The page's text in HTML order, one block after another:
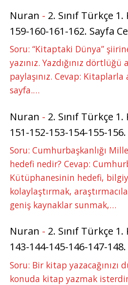
Nuran - 2. Sınıf Türkçe
159-160-161-162. Sayfa
Soru: “Kitaptaki Dünya”
yazınız. Yazdığınız dörtlüğü
paylaşınız. Cevap: Kitaplarla
sayfa.…
Nuran - 2. Sınıf Türkçe
151-152-153-154-155-
Soru: Cumhurbaşkanlığı
hedefi nedir? Cevap:
Kütüphanesinin hedefi,
kolaylaştırmak,
geniş kaynaklar sunmak,…
Nuran - 2. Sınıf Türkçe
143-144-145-146-147-
Soru: Bir kitap yazacağınızı
konuda kitap yazmak